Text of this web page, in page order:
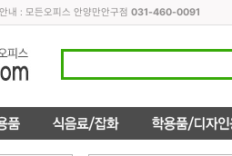
내 : 모든오피스 안양만안구점 031-460-0091